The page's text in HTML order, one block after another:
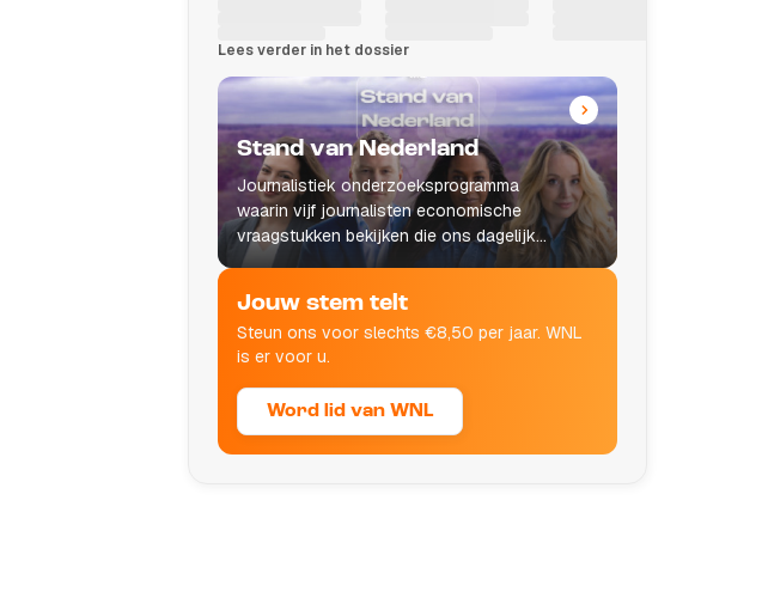
Lees verder in het dossier
Stand van Nederland
Journalistiek onderzoeksprogramma
waarin vijf journalisten economische
vraagstukken bekijken die ons dagelijks
leven raken.
Jouw stem telt
Steun ons voor slechts €8,50 per jaar. WNL
is er voor u.
Word lid van WNL